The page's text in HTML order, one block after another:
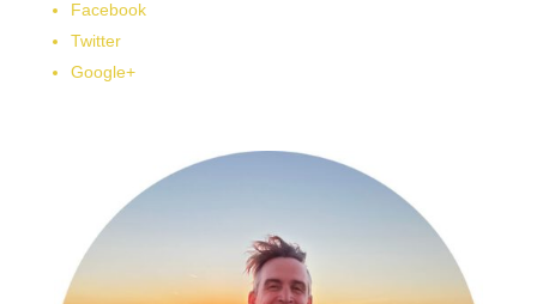
Facebook
Twitter
Google+